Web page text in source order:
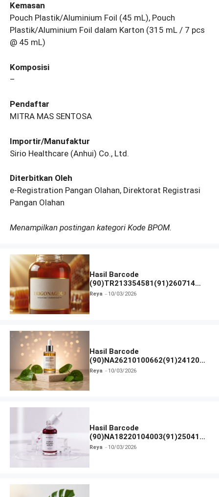
Kemasan
Pouch Plastik/Aluminium Foil (45 mL), Pouch
Plastik/Aluminium Foil dalam Karton (315 mL / 7 pcs
@ 45 mL)
Komposisi
–
Pendaftar
MITRA MAS SENTOSA
Importir/Manufaktur
Sirio Healthcare (Anhui) Co., Ltd.
Diterbitkan Oleh
e-Registration Pangan Olahan, Direktorat Registrasi
Pangan Olahan
Menampilkan postingan kategori Kode BPOM.
Hasil Barcode
(90)TR213354581(91)260714
dan Izin BPOM
Reya 10/03/2026
Hasil Barcode
(90)NA26210100662(91)241203
dan Izin BPOM
Reya 10/03/2026
Hasil Barcode
(90)NA18220104003(91)250418
dan Izin BPOM
Reya 10/03/2026